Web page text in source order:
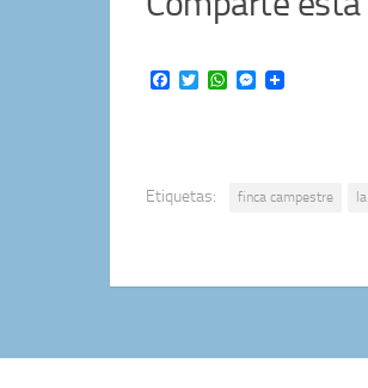
Facebook
TwitterWhatsApp
Messenger
Etiquetas: finca campestre